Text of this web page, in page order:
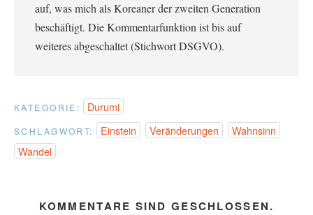
auf, was mich als Koreaner der zweiten Generation
beschäftigt. Die Kommentarfunktion ist bis auf
weiteres abgeschaltet (Stichwort DSGVO).
KATEGORIE: Durumi
SCHLAGWORT: Einstein Veränderungen
Wahnsinn
Wandel
KOMMENTARE SIND GESCHLOSSEN.